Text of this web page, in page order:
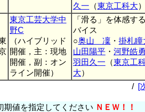
久一 （東京工科大
東京工芸大学中
野C
（ハイブリッド
開催，主：現地
開催，副：オン
ライン開催）
「滑る」を体感す
バイス
○奥山 凜 ・ 掛札瞳
山田陽平 ・ 河野皓
羽田久一 （東京工
大）
/ [
期値を指定してください ＮＥＷ！！